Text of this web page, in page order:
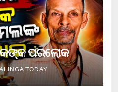
ପରଲୋକ
TODAY